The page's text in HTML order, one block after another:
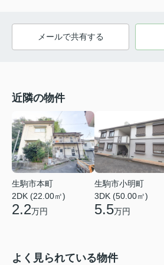
メールで共有する
近隣の物件
生駒市本町
2DK (22.00㎡)
2.2万円
生駒市小明町
3DK (50.00㎡)
5.5万円
よく見られている物件